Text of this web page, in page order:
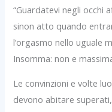
“Guardatevi negli occhi
sinon atto quando
l’orgasmo nello uguale
Insomma: non e
Le convinzioni e volte
devono abitare